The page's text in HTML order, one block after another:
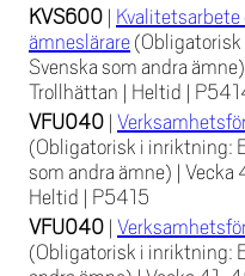
KVS600 |
ämneslärare
Svenska som andra ämne)
Trollhättan | Heltid |
VFU040 |
(Obligatorisk i inriktning:
som andra ämne) | Vecka
Heltid | P5415
VFU040 |
(Obligatorisk i inriktning: